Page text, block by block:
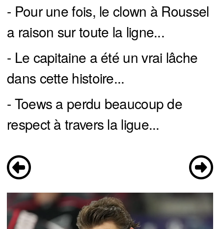
- Pour une fois, le clown à Roussel
a raison sur toute la ligne...
- Le capitaine a été un vrai lâche
dans cette histoire...
- Toews a perdu beaucoup de
respect à travers la ligue...